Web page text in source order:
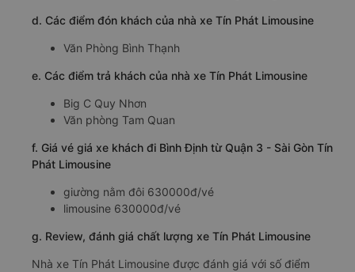
d. Các điểm đón khách của nhà xe Tín Phát Limousine
Văn Phòng Bình Thạnh
e. Các điểm trả khách của nhà xe Tín Phát Limousine
Big C Quy Nhơn
Văn phòng Tam Quan
f. Giá vé giá xe khách đi Bình Định từ Quận 3 - Sài Gòn Tín
Phát Limousine
giường nằm đôi 630000đ/vé
limousine 630000đ/vé
g. Review, đánh giá chất lượng xe Tín Phát Limousine
Nhà xe Tín Phát Limousine được đánh giá với số điểm